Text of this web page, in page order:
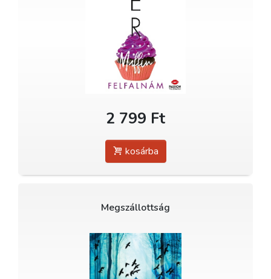
2 799 Ft
kosárba
Megszállottság